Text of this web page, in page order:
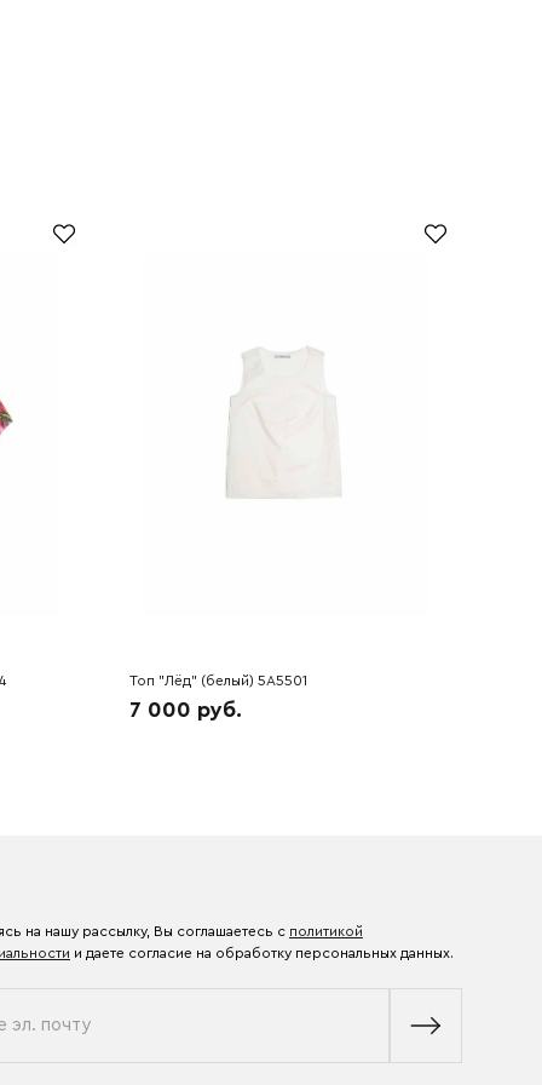
Топ "Лёд" (белый) 5A5501
7 000 руб.
на нашу рассылку, Вы соглашаетесь с политикой
и даете согласие на обработку персональных данных.